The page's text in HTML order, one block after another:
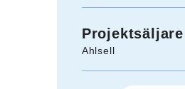
Ahlsell